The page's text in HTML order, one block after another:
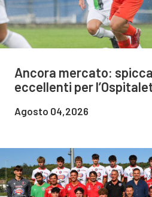
Ancora mercato:
eccellenti per
Agosto 04,2026